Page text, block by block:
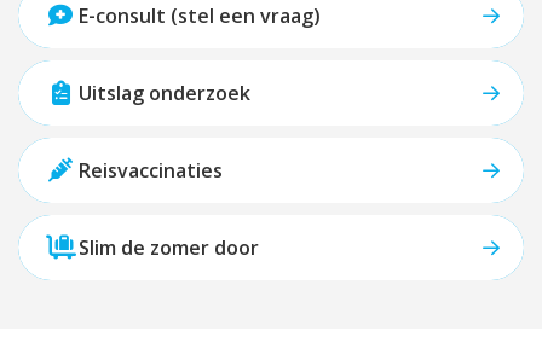
E-consult (stel een vraag)
Uitslag onderzoek
Reisvaccinaties
Slim de zomer door